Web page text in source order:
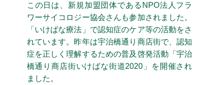
この日は、新規加盟団体であるNPO法人フラ
ワーサイコロジー協会さんも参加されました。
「いけばな療法」で認知症のケア等の活動をさ
れています。昨年は宇治橋通り商店街で、認知
症を正しく理解するための普及啓発活動「宇治
橋通り商店街いけばな街道2020」を開催され
ました。